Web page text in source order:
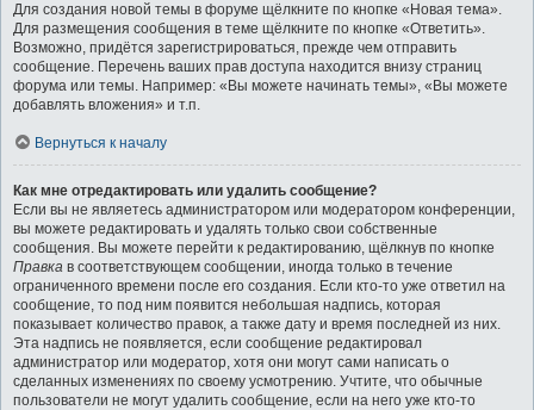
Для создания новой темы в форуме щёлкните по кнопке «Новая тема».
Для размещения сообщения в теме щёлкните по кнопке «Ответить».
Возможно, придётся зарегистрироваться, прежде чем отправить
сообщение. Перечень ваших прав доступа находится внизу страниц
форума или темы. Например: «Вы можете начинать темы», «Вы можете
добавлять вложения» и т.п.
Вернуться к началу
Как мне отредактировать или удалить сообщение?
Если вы не являетесь администратором или модератором конференции,
вы можете редактировать и удалять только свои собственные
сообщения. Вы можете перейти к редактированию, щёлкнув по кнопке
Правка в соответствующем сообщении, иногда только в течение
ограниченного времени после его создания. Если кто-то уже ответил на
сообщение, то под ним появится небольшая надпись, которая
показывает количество правок, а также дату и время последней из них.
Эта надпись не появляется, если сообщение редактировал
администратор или модератор, хотя они могут сами написать о
сделанных изменениях по своему усмотрению. Учтите, что обычные
пользователи не могут удалить сообщение, если на него уже кто-то